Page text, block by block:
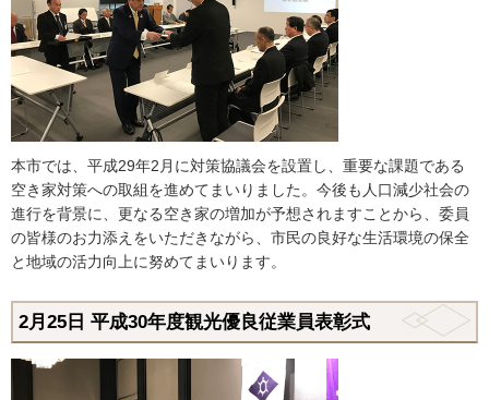
本市では、平成29年2月に対策協議会を設置し、重要な課題である
空き家対策への取組を進めてまいりました。今後も人口減少社会の
進行を背景に、更なる空き家の増加が予想されますことから、委員
の皆様のお力添えをいただきながら、市民の良好な生活環境の保全
と地域の活力向上に努めてまいります。
2月25 日 平成30年度観光優良従業員表彰式